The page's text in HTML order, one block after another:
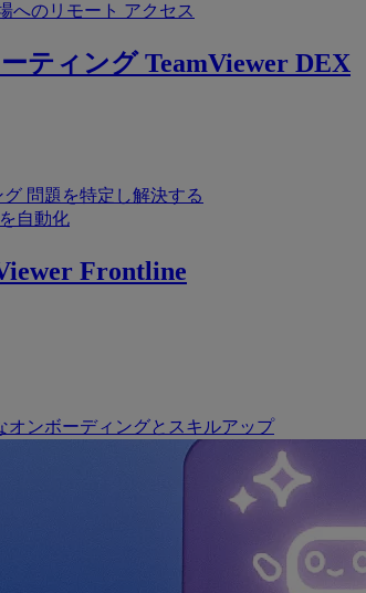
へのリモート アクセス
ティング TeamViewer DEX
グ 問題を特定し解決する
自動化
Frontline
オンボーディングとスキルアップ